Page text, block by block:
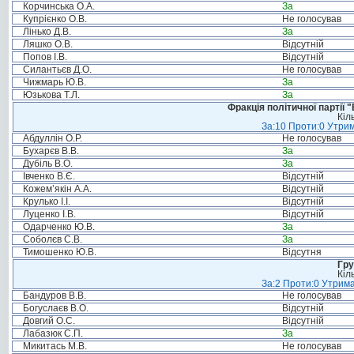
Корчинська О.А.
За
Купрієнко О.В.
Не голосував
Лінько Д.В.
За
Ляшко О.В.
Відсутній
Попов І.В.
Відсутній
Силантьєв Д.О.
Не голосував
Чижмарь Ю.В.
За
Юзькова Т.Л.
За
Фракція політичної
За:10 Проти:0
Абдуллін О.Р.
Не голосував
Бухарєв В.В.
За
Дубіль В.О.
За
Івченко В.Є.
Відсутній
Кожем’якін А.А.
Відсутній
Крулько І.І.
Відсутній
Луценко І.В.
Відсутній
Одарченко Ю.В.
За
Соболєв С.В.
За
Тимошенко Ю.В.
Відсутня
За:2 Проти:0
Бандуров В.В.
Не голосував
Богуслаєв В.О.
Відсутній
Довгий О.С.
Відсутній
Лабазюк С.П.
За
Микитась М.В.
Не голосував